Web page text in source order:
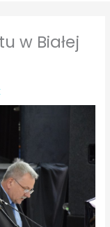
w Białej